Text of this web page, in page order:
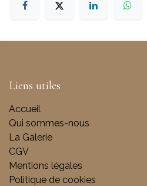
Liens utiles
Accueil
Qui sommes-nous
La Galerie
CGV
Mentions légales
Politique de cookies